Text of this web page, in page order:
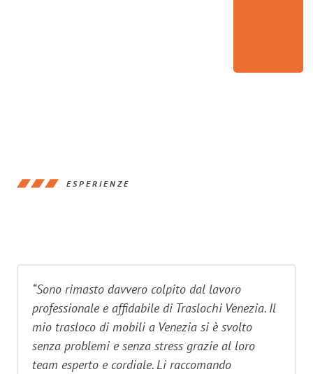
ESPERIENZE
“Sono rimasto davvero colpito dal lavoro
professionale e affidabile di Traslochi Venezia. Il
mio trasloco di mobili a Venezia si è svolto
senza problemi e senza stress grazie al loro
team esperto e cordiale. Li raccomando